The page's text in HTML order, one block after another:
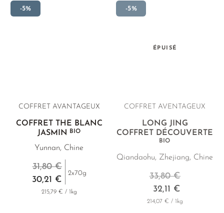
-5%
COFFRET AVANTAGEUX
COFFRET THÉ BLANC
JASMIN
BIO
Yunnan, Chine
30,21 €
31,80 €
2x70g
215,79 € / 1kg
-5%
ÉPUISÉ
COFFRET AVENTAGEUX
LONG JING
COFFRET DÉCOUVERTE
BIO
Qiandaohu, Zhejiang, Chine
32,11 €
33,80 €
214,07 € / 1kg